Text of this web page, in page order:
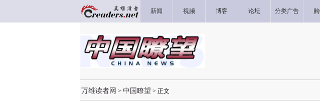
新闻 视频 博客 论坛 分类广告
万维读者网 > 中国瞭望 > 正文